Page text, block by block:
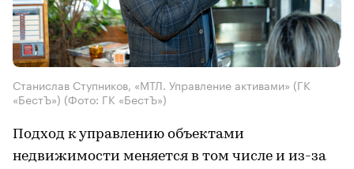
Станислав Ступников, «МТЛ. Управление активами» (ГК
«БестЪ») (Фото: ГК «БестЪ»)
Подход к управлению объектами
недвижимости меняется в том числе и из-за